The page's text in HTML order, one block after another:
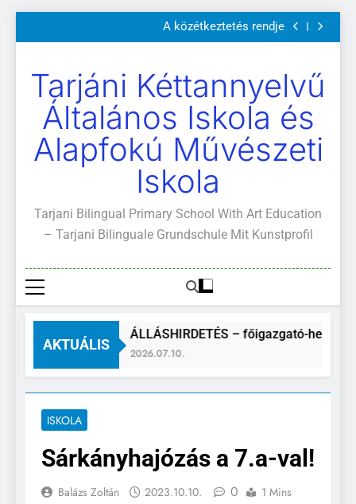
a
Szülői értekezletek 2026. május 04-14.
A közétkeztetés rendje
Kötelező és ajánlott olvasmányok
Szülői értekezletek 2026. május 04-14.
A közétkeztetés rendje
Kötelező és ajánlott olvasmányok
A Mi Világunk!
Tarjáni Kéttannyelvű
Általános Iskola és
Alapfokú Művészeti
Iskola
Tarjani Bilingual Primary School With Art Education
– Tarjani Bilinguale Grundschule Mit Kunstprofil
AKTUÁLIS
ÁLLÁSHIRDETÉS – főigazgató-
2026.07.10.
ISKOLA
Sárkányhajózás a 7.a-val!
Balázs Zoltán 2023.10.10. 0 1 Mins